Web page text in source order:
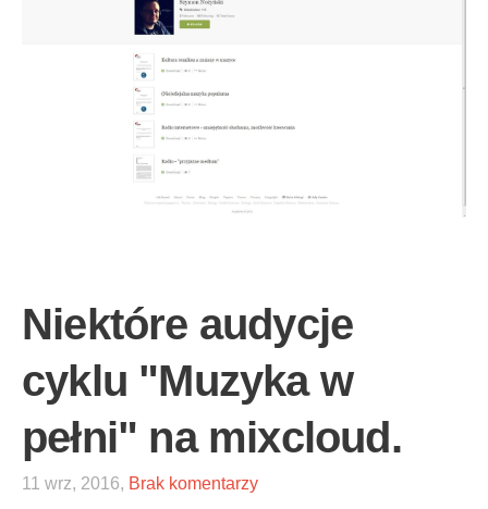
Niektóre audycje
cyklu "Muzyka w
pełni" na mixcloud.
11 wrz, 2016, Brak komentarzy